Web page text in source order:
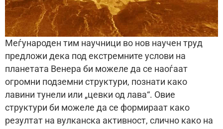
Меѓународен тим научници во нов научен труд
предложи дека под екстремните услови на
планетата Венера би можеле да се наоѓаат
огромни подземни структури, познати како
лавини тунели или „цевки од лава“. Овие
структури би можеле да се формираат како
резултат на вулканска активност, слично како на